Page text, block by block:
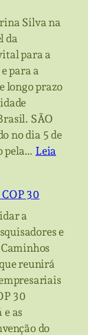
Silva na
da
para a
para a
longo prazo
SÃO
no dia 5 de
pela… Leia
30
a
e
reunirá
30
as
do